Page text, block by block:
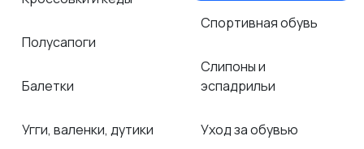
Полусапоги
Балетки
Угги, валенки, дутики
Спортивная обувь
Слипоны и
эспадрильи
Уход за обувью